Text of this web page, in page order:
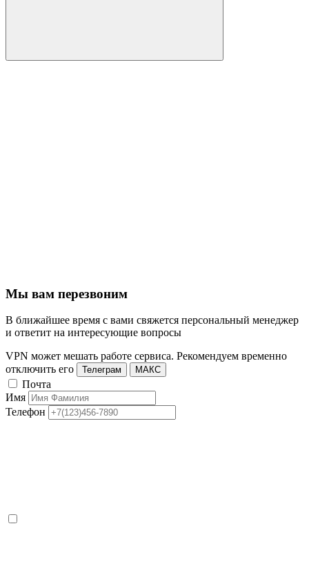
Мы вам перезвоним
В ближайшее время с вами свяжется персональный менеджер
и ответит на интересующие вопросы
VPN может мешать работе сервиса. Рекомендуем временно
отключить его
Телеграм МАКС
Почта
Имя
Телефон